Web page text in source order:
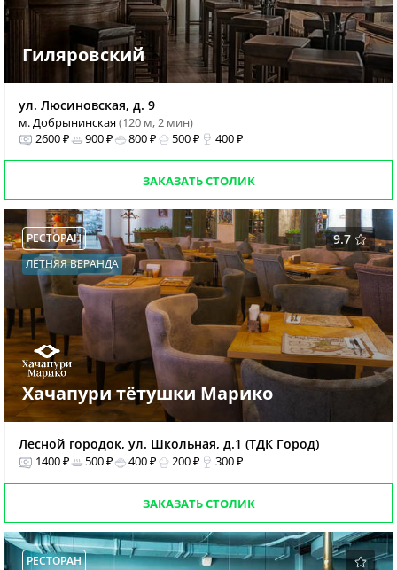
Гиляровский
ул. Люсиновская, д. 9
м. Добрынинская(120 м, 2 мин)
2600 ₽
900 ₽ 800 ₽ 500 ₽ 400 ₽
ЗАКАЗАТЬ СТОЛИК
9.7
РЕСТОРАН
ЛЕТНЯЯ ВЕРАНДА
Хачапури тётушки Марико
Лесной городок, ул. Школьная, д.1 (ТДК Город)
1400 ₽ 500 ₽ 400 ₽ 200 ₽ 300 ₽
ЗАКАЗАТЬ СТОЛИК
РЕСТОРАН